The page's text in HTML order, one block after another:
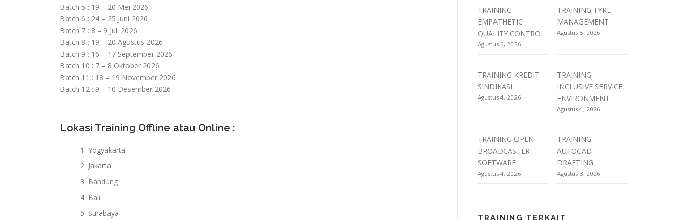
Batch 5 : 19 – 20 Mei 2026
Batch 6 : 24 – 25 Juni 2026
Batch 7 : 8 – 9 Juli 2026
Batch 8 : 19 – 20 Agustus 2026
Batch 9 : 16 – 17 September 2026
Batch 10 : 7 – 8 Oktober 2026
Batch 11 : 18 – 19 November 2026
Batch 12 : 9 – 10 Desember 2026
Lokasi Training Offline atau Online :
Yogyakarta
Jakarta
Bandung
Bali
Surabaya
TRAINING
EMPATHETIC
QUALITY CONTROL
Agustus 5, 2026
TRAINING TYRE
MANAGEMENT
Agustus 5, 2026
TRAINING KREDIT
SINDIKASI
Agustus 4, 2026
TRAINING
INCLUSIVE SERVICE
ENVIRONMENT
Agustus 4, 2026
TRAINING OPEN
BROADCASTER
SOFTWARE
Agustus 4, 2026
TRAINING
AUTOCAD
DRAFTING
Agustus 3, 2026
TRAINING TERKAIT